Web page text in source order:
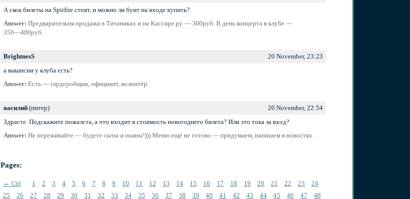
А скок билеты на Spitfire стоят, и можно ли буит на входе купить?
Answer: Предварительня продажа в Титаниках и на Кассире.ру — 300руб. В день концерта в клубе —
350—400руб.
BrightnesS
20 November, 23:23
а вакансии у клуба есть?
Answer: Есть — гардеробщик, официант, волонтёр.
василий (питер)
20 November, 22:54
Здрасте. Подскажите пожалста, а что входит в стоимость новогоднего билета? Или это тока за вход?
Answer: Не переживайте — будете сыты и пьяны!))) Меню ещё не готово — придумаем, напишем в новостях.
Pages:
← Ctrl 1 2 3 4 5 6 7 8 9 10 11 12 13 14 15 16 17 18 19 20 21 22 23
24
25
26 27 28 29 30 31 32 33 34 35 36 37 38 39 40 41 42 43 44 45 46 47 48